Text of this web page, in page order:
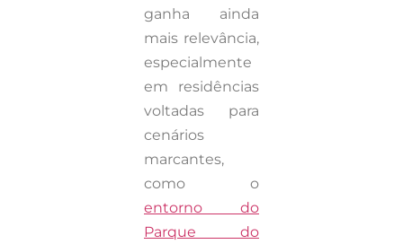
ganha ainda
mais relevância,
especialmente
em residências
voltadas para
cenários
marcantes,
como o
entorno do
Parque do